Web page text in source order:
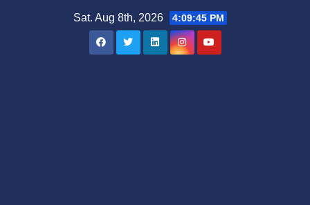
Sat. Aug 8th, 2026 4:09:46 PM